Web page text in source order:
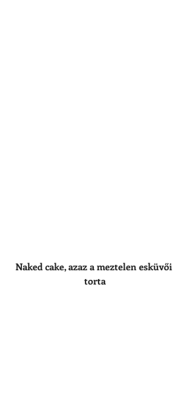
Naked cake, azaz a meztelen esküvői
torta